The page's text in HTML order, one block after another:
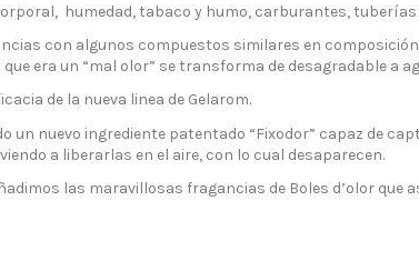
humedad, tabaco y humo, carburantes, tuberías
con algunos compuestos similares en
era un “mal olor” se transforma de desagradable a
de la nueva linea de Gelarom.
un nuevo ingrediente patentado “Fixodor” capaz de
a liberarlas en el aire, con lo cual desaparecen.
las maravillosas fragancias de Boles d’olor